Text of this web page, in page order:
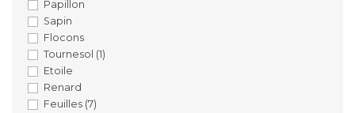
Papillon
Sapin
Flocons
Tournesol (1)
Etoile
Renard
Feuilles (7)